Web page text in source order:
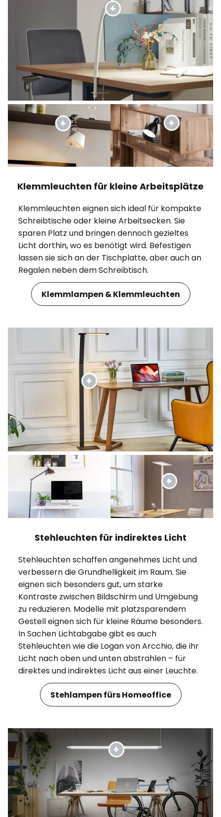
Klemmleuchten für kleine Arbeitsplätze
Klemmleuchten eignen sich ideal für kompakte
Schreibtische oder kleine Arbeitsecken. Sie
sparen Platz und bringen dennoch gezieltes
Licht dorthin, wo es benötigt wird. Befestigen
lassen sie sich an der Tischplatte, aber auch an
Regalen neben dem Schreibtisch.
Klemmlampen & Klemmleuchten
Stehleuchten für indirektes Licht
Stehleuchten schaffen angenehmes Licht und
verbessern die Grundhelligkeit im Raum. Sie
eignen sich besonders gut, um starke
Kontraste zwischen Bildschirm und Umgebung
zu reduzieren. Modelle mit platzsparendem
Gestell eignen sich für kleine Räume besonders.
In Sachen Lichtabgabe gibt es auch
Stehleuchten wie die Logan von Arcchio, die ihr
Licht nach oben und unten abstrahlen – für
direktes und indirektes Licht aus einer Leuchte.
Stehlampen fürs Homeoffice